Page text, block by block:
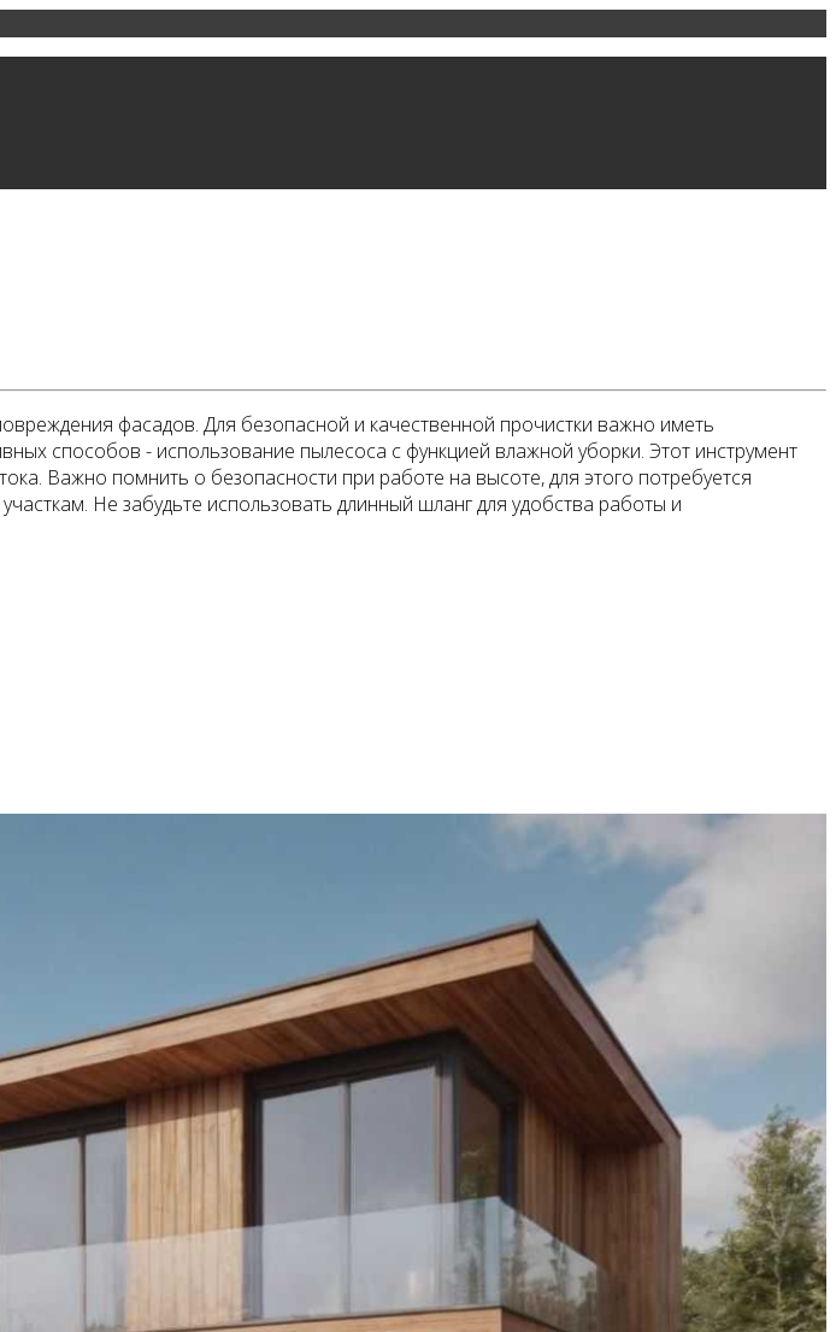
фасадов. Для безопасной и качественной прочистки важно иметь
способов - использование пылесоса с функцией влажной уборки. Этот инструмент
Важно помнить о безопасности при работе на высоте, для этого потребуется
Не забудьте использовать длинный шланг для удобства работы и